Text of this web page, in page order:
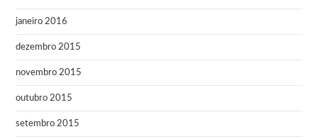
janeiro 2016
dezembro 2015
novembro 2015
outubro 2015
setembro 2015